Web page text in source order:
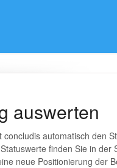
auswerten
automatisch den
finden Sie in der
neue Positionierung der